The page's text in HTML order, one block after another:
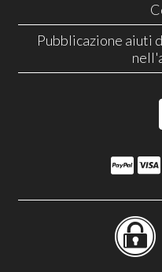
Pubblicazione aiuti